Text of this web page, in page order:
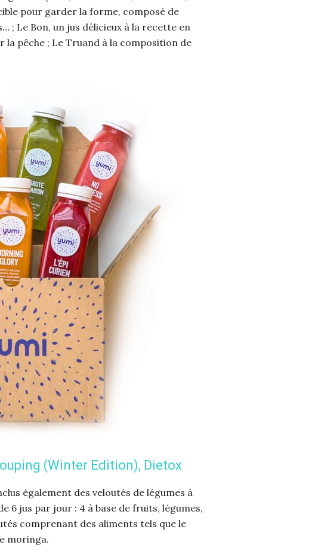
pour garder la forme, composé de
; Le Bon, un jus délicieux à la recette en
pêche ; Le Truand à la composition de
(Winter Edition), Dietox
également des veloutés de légumes à
6 jus par jour : 4 à base de fruits, légumes,
comprenant des aliments tels que le
moringa.